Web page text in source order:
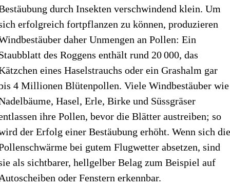
durch Insekten verschwindend klein. Um
erfolgreich fortpflanzen zu können, produzieren
daher Unmengen an Pollen: Ein
des Roggens enthält rund 20 000, das
eines Haselstrauchs oder ein Grashalm gar
4 Millionen Blütenpollen. Viele Windbestäuber wie
Hasel, Erle, Birke und Süssgräser
ihre Pollen, bevor die Blätter austreiben; so
der Erfolg einer Bestäubung erhöht. Wenn sich
bei gutem Flugwetter absetzen, sind
als sichtbarer, hellgelber Belag zum Beispiel auf
oder Fenstern erkennbar.